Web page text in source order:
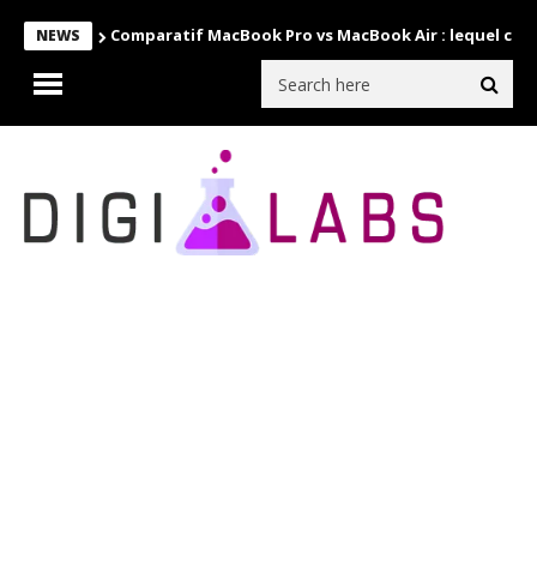
NEWS Comparatif MacBook Pro vs MacBook Air : lequel